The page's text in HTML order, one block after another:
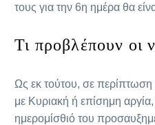
τους για την 6η ημέρα θα
Τι προβλέπουν οι
Ως εκ τούτου, σε
με Κυριακή ή επίσημη αργία,
ημερομίσθιό του